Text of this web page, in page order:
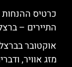
התיירים –
אוקטובר
מזג אוויר,